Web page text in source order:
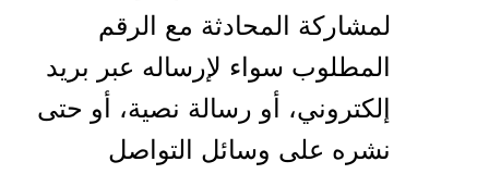
لمشاركة المحادثة مع الرقم
المطلوب سواء لإرساله عبر بريد
إلكتروني، أو رسالة نصية، أو حتى
نشره على وسائل التواصل